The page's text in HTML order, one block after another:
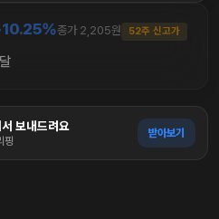
종가 2,205원 52주 신고가
보내드려요
핑
받아보기